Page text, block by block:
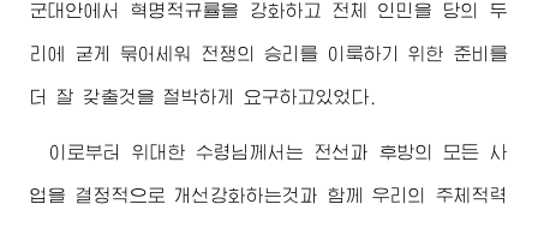
군대안에서 혁명적규률을 강화하고 전체 인민을 당의 두
리에 굳게 묶어세워 전쟁의 승리를 이룩하기 위한 준비를
더 잘 갖출것을 절박하게 요구하고있었다.
이로부터 위대한 수령님께서는 전선과 후방의 모든 사
업을 결정적으로 개선강화하는것과 함께 우리의 주체적력